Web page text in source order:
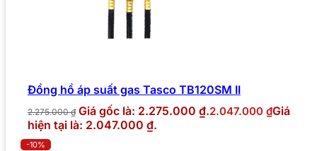
Đồng hồ áp suất gas Tasco TB120SM II
2.275.000₫ Giá gốc là: 2.275.000 ₫.2.047.000 ₫Giá
hiện tại là: 2.047.000 ₫.
-10%